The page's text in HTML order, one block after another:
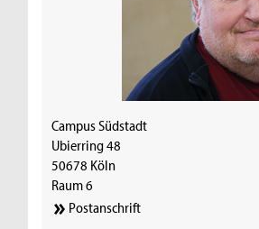
Campus Südstadt
Ubierring 48
50678 Köln
Raum 6
Postanschrift